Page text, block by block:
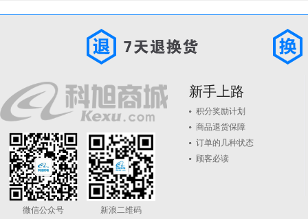
微信公众号 新浪二维码
新手上路
积分奖励计划
商品退货保障
订单的几种状态
顾客必读